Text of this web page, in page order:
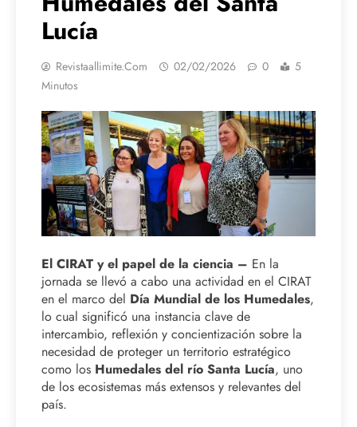
Lucía
Revistaallimite.com 02/02/2026 0
5
Minutos
El CIRAT y el papel de la ciencia – En la
jornada se llevó a cabo una actividad en el CIRAT
en el marco del Día Mundial de los Humedales,
lo cual significó una instancia clave de
intercambio, reflexión y concientización sobre la
necesidad de proteger un territorio estratégico
como los Humedales del río Santa Lucía, uno
de los ecosistemas más extensos y relevantes del
país.